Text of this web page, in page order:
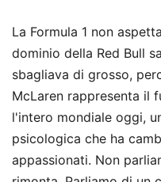
La Formula 1 non
dominio della Red Bull
sbagliava di grosso,
McLaren rappresenta il
l'intero mondiale oggi,
psicologica che ha
appassionati. Non